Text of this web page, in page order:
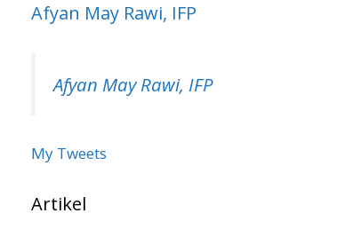
Afyan May Rawi, IFP
Afyan May Rawi, IFP
My Tweets
Artikel